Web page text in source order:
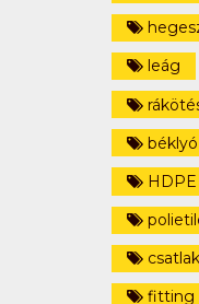
leág
béklyó
HDPE
fitting